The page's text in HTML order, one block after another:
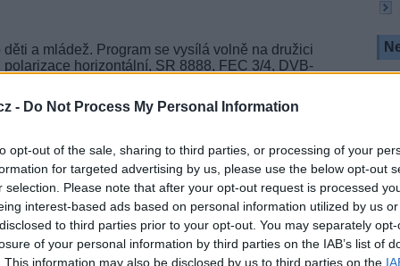
- Do Not Process My Personal Information
opt-out of the sale, sharing to third parties, or processing of your
for targeted advertising by us, please use the below opt-out
selection. Please note that after your opt-out request is processed
interest-based ads based on personal information utilized by us
to third parties prior to your opt-out. You may separately
of your personal information by third parties on the IAB’s list of
This information may also be disclosed by us to third parties on the
a mládež. Program se vysílá volně na družici
horizontální, SR 8888, FEC 3/4, DVB-
710. Pro příjem postačí parabola o průměru
kanál Cine 5, hudební a zábavní turecké
Cine 5 do turecképay-tv platformy Digiturk na
zde kódován systémy Irdeto 2 a CryptoWorks.